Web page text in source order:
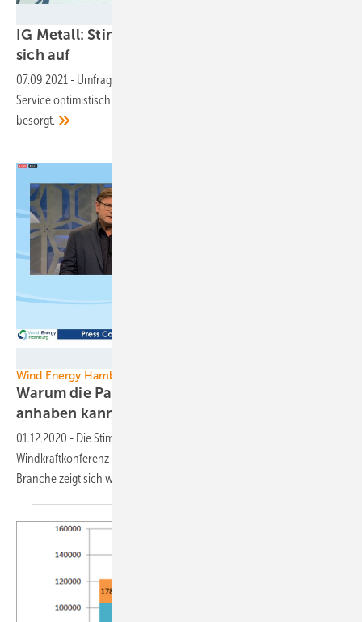
IG Metall: Stimmung in der Windindustrie hellt
sich auf
07.09.2021 - Umfrage unter Betriebsräten zeigt jedoch: Während der
Service optimistisch in die Zukunft schaut, sind die Zulieferer eher
besorgt.
Wind Energy Hamburg
Warum die Pandemie der Windindustrie nichts
anhaben kann
01.12.2020 - Die Stimmung bei Europas größter digitaler
Windkraftkonferenz könnte ohne Covid-19 besser sein. Doch die
Branche zeigt sich widerstandsfähig.